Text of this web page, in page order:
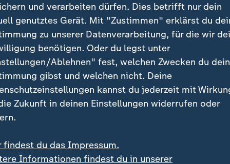
es ein Abend nach Maß. Die mitgereisten Fans
Offensivkünstler Leroy Sané vor der Partie auf
Er war nach seiner Leisten-Operation zum ersten
aber nicht zum Einsatz.
hatten sich die Münchner mit der Kritik von TV-
Der Ex-Profi hatte den 21-Jährigen als
bezeichnet.
Musiala
und verarbeiten dürfen. Dies betrifft nur dein
genutztes Gerät. Mit "Zustimmen" erklärst du
zu unserer Datenverarbeitung, für die wir
benötigen. Oder du legst unter
Ablehnen" fest, welchen Zwecken du
gibst und welchen nicht. Deine
kannst du jederzeit mit
Zukunft in deinen Einstellungen widerrufen oder
findest du das Impressum.
Informationen findest du in unserer